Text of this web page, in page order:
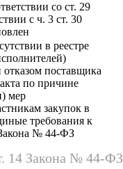
со ст. 29
с ч. 3 ст. 30
в реестре
поставщика
по причине
мер
закупок в
требования к
Закона № 44-ФЗ
14 Закона № 44-ФЗ